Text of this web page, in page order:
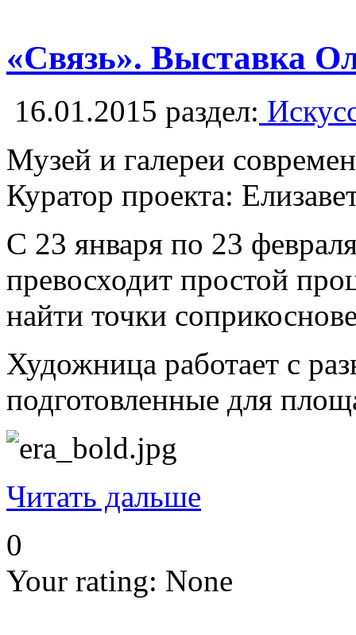
«Связь». Выставка
16.01.2015 раздел:
Музей и галереи
Куратор проекта:
С 23 января по 23
превосходит простой
найти точки
Художница работает с
подготовленные для
Читать дальше
0
Your rating: None